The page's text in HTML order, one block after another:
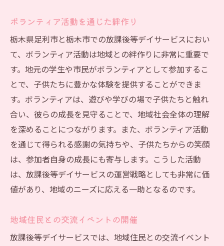
ボランティア活動を通じた絆作り
栃木県足利市と栃木市での放課後等デイサービスにおい
て、ボランティア活動は地域との絆作りに非常に重要で
す。地元の学生や市民がボランティアとして参加するこ
とで、子供たちに豊かな体験を提供することができま
す。ボランティアは、遊びや学びの場で子供たちと触れ
合い、彼らの成長を見守ることで、地域社会全体の理解
を深めることにつながります。また、ボランティア活動
を通じて得られる感謝の気持ちや、子供たちからの笑顔
は、参加者自身の成長にも寄与します。こうした活動
は、放課後等デイサービスの運営戦略としても非常に価
値があり、地域のニーズに応える一助となるのです。
地域住民との交流イベントの開催
放課後等デイサービスでは、地域住民との交流イベント